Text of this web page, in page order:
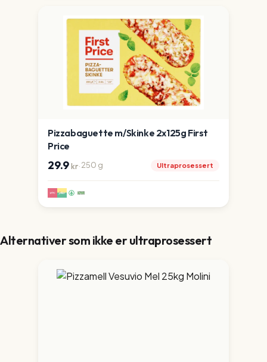
Pizzabaguette m/Skinke 2x125g First
Price
29.9kr·250 g Ultraprosessert
Alternativer som ikke er ultraprosessert